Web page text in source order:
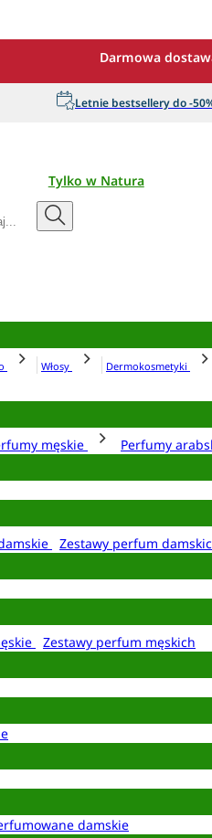
Darmowa
Letnie bestsellery do -
Tylko w Natura
Włosy Dermokosmetyki
męskie Perfumy
Zestawy perfum
Zestawy perfum męskich
damskie